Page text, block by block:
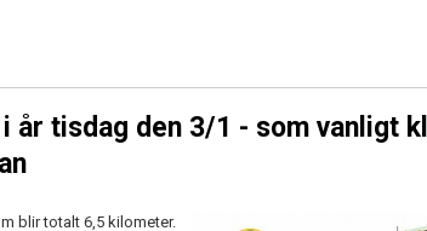
år tisdag den 3/1 - som vanligt kl
blir totalt 6,5 kilometer.